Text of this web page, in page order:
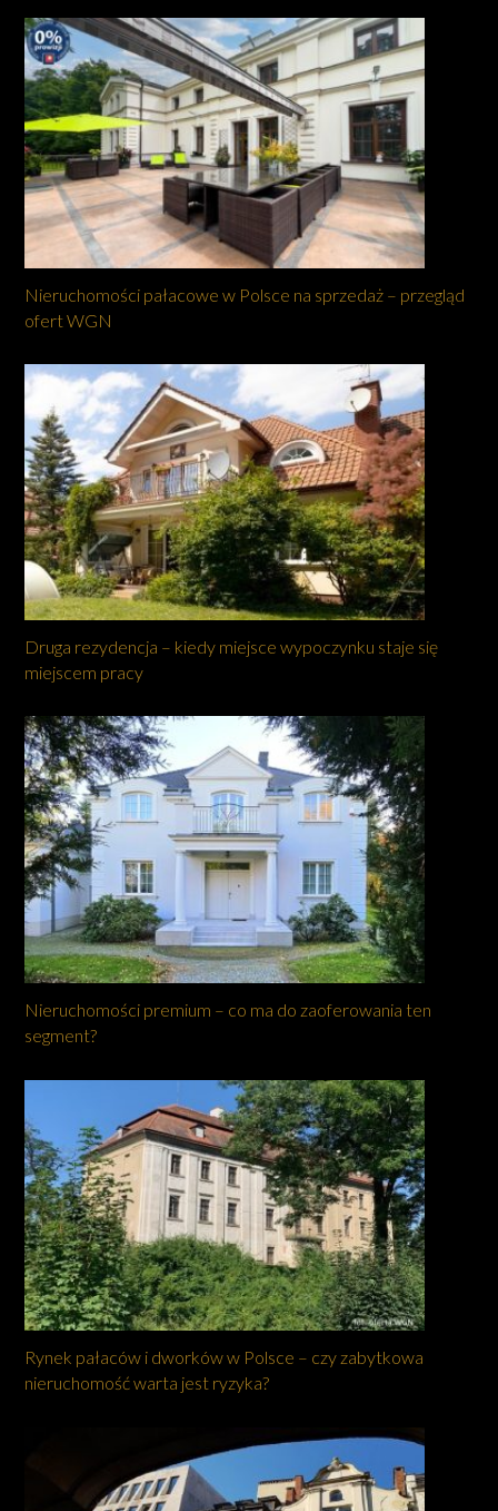
Nieruchomości pałacowe w Polsce na sprzedaż – przegląd
ofert WGN
Druga rezydencja – kiedy miejsce wypoczynku staje się
miejscem pracy
Nieruchomości premium – co ma do zaoferowania ten
segment?
Rynek pałaców i dworków w Polsce – czy zabytkowa
nieruchomość warta jest ryzyka?